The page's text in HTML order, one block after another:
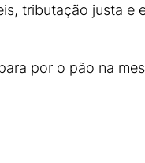
tributação justa e
por o pão na